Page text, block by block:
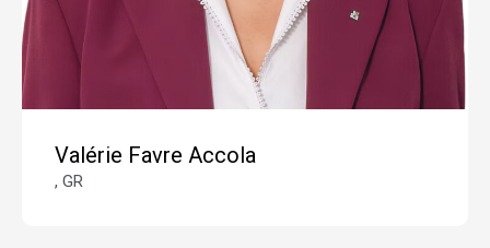
Valérie Favre Accola
, GR